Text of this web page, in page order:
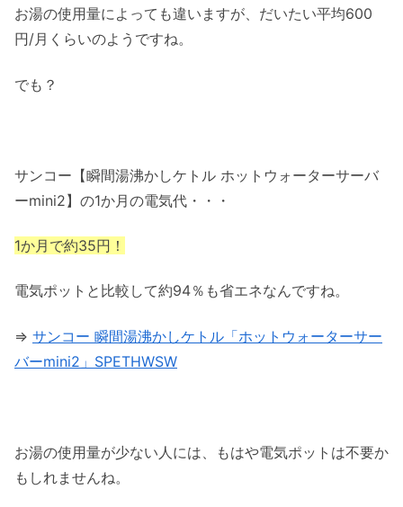
お湯の使用量によっても違いますが、だいたい平均600
円/月くらいのようですね。
でも？
サンコー【瞬間湯沸かしケトル ホットウォーターサーバ
ーmini2】の1か月の電気代・・・
1か月で約35円！
電気ポットと比較して約94％も省エネなんですね。
⇒ サンコー 瞬間湯沸かしケトル「ホットウォーターサー
バーmini2」SPETHWSW
お湯の使用量が少ない人には、もはや電気ポットは不要か
もしれませんね。